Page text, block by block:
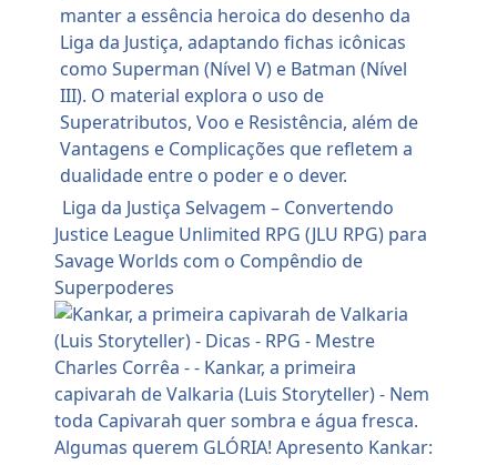
Liga da Justiça Selvagem – Convertendo
Justice League Unlimited RPG (JLU RPG) para
Savage Worlds com o Compêndio de
Superpoderes